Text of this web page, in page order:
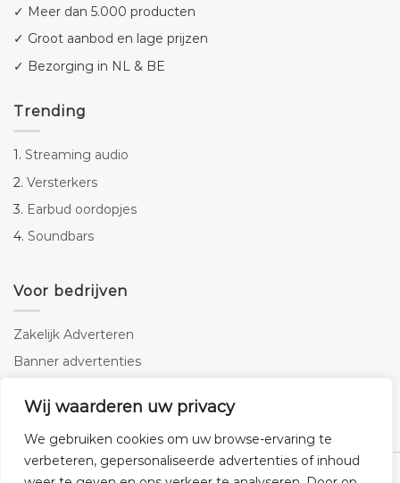
Wij waarderen uw privacy
We gebruiken cookies om uw browse-ervaring te
verbeteren, gepersonaliseerde advertenties of inhoud
✓ Meer dan 5.000 producten
✓ Groot aanbod en lage prijzen
✓ Bezorging in NL & BE
Trending
1. Streaming audio
2. Versterkers
3. Earbud oordopjes
4. Soundbars
Voor bedrijven
Zakelijk Adverteren
Banner advertenties
SEO copywriting